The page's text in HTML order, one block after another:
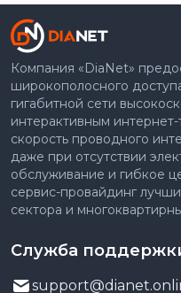
Компания «DiaNet»
широкополосного
гигабитной сети
интерактивным
скорость проводного
даже при отсутствии
обслуживание и гибкое
сервис-провайдинг
сектора и
Служба